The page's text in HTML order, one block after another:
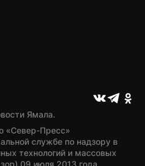
Ямала.
«Север-Пресс»
службе по надзору в
технологий и массовых
09 июля 2013 года